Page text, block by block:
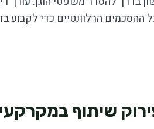
הרלוונטיים כדי לקבוע
שיתוף